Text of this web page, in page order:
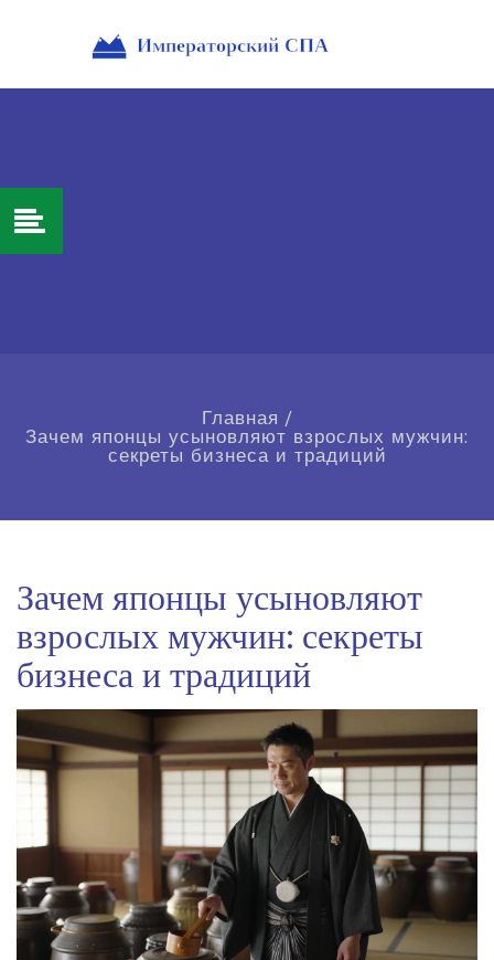
Главная /
Зачем японцы усыновляют взрослых мужчин:
секреты бизнеса и традиций
Зачем японцы усыновляют
взрослых мужчин: секреты
бизнеса и традиций